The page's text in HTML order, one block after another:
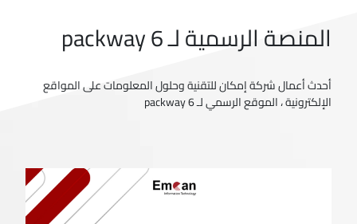
المنصة الرسمية لـ 6 packway
أحدث أعمال شركة إمكان للتقنية وحلول المعلومات على المواقع
الإلكترونية ، الموقع الرسمي لـ 6 packway